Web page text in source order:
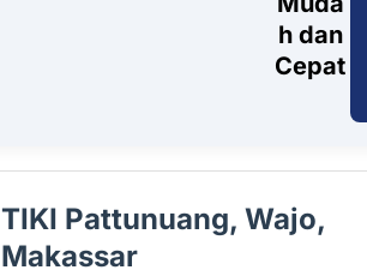
h dan
Cepat
TIKI Pattunuang, Wajo,
Makassar